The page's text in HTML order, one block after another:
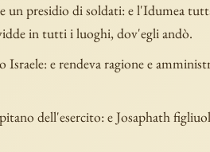
un presidio di soldati: e l'Idumea
in tutti i luoghi, dov'egli andò.
e rendeva ragione e
dell'esercito: e Josaphath